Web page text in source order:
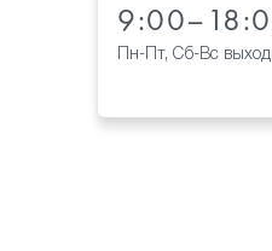
Пн-Пт, Сб-Вс